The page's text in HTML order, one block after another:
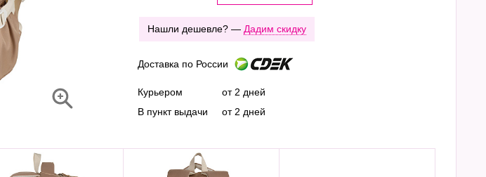
Нашли дешевле? — Дадим скидку
Доставка по России
Курьером
В пункт выдачи
от 2 дней
от 2 дней